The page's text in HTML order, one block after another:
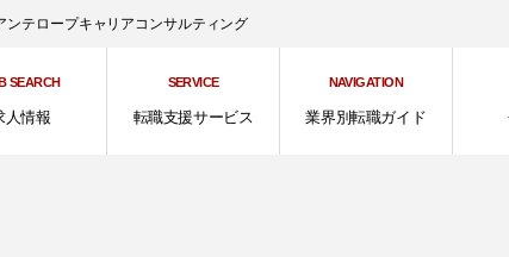
テロープキャリアコンサルティング
SEARCH
人情報
SERVICE
転職支援サービス
NAVIGATION
業界別転職ガイド